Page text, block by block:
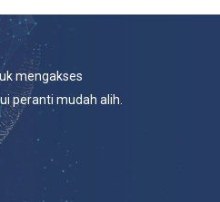
mengakses
peranti mudah alih.